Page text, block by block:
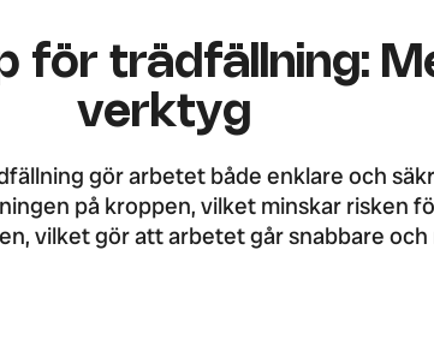
för trädfällning:
verktyg
gör arbetet både enklare och
på kroppen, vilket minskar risken
vilket gör att arbetet går snabbare